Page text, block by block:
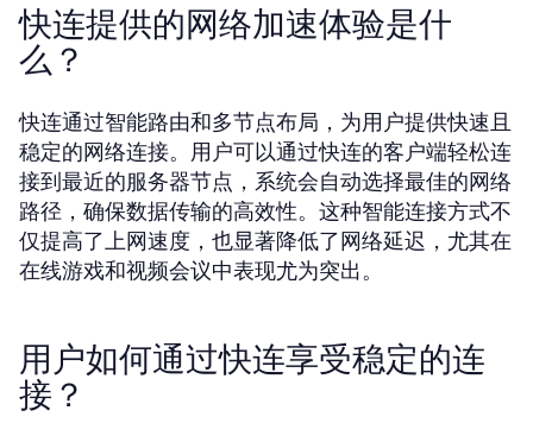
快连提供的网络加速体验是什
么？
快连通过智能路由和多节点布局，为用户提供快速且
稳定的网络连接。用户可以通过快连的客户端轻松连
接到最近的服务器节点，系统会自动选择最佳的网络
路径，确保数据传输的高效性。这种智能连接方式不
仅提高了上网速度，也显著降低了网络延迟，尤其在
在线游戏和视频会议中表现尤为突出。
用户如何通过快连享受稳定的连
接？